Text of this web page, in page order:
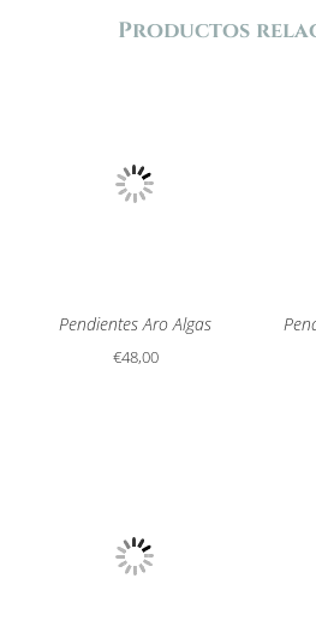
Productos
Pendientes Aro Algas
€48,00